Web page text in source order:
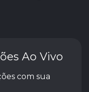
Ao Vivo
com sua